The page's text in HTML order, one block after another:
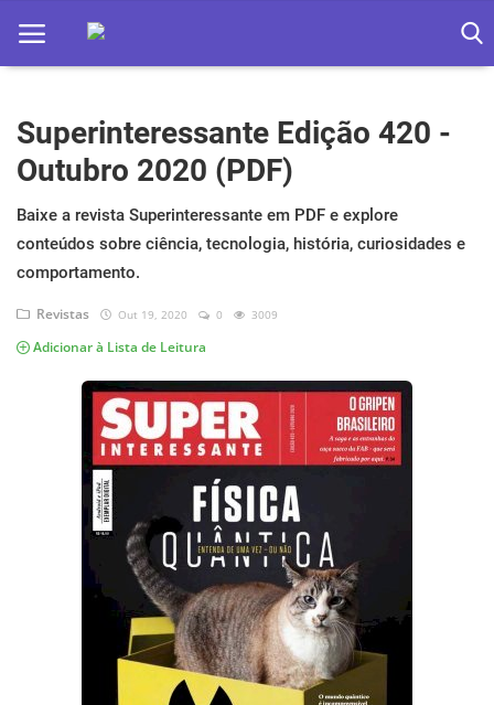
Home
Apps
Ebooks
Games
Web
Jogos hoje na TV
Superinteressante Edição 420 -
Outubro 2020 (PDF)
Baixe a revista Superinteressante em PDF e explore
conteúdos sobre ciência, tecnologia, história, curiosidades e
comportamento.
Revistas Out 19, 2020 0 3009
Adicionar à Lista de Leitura